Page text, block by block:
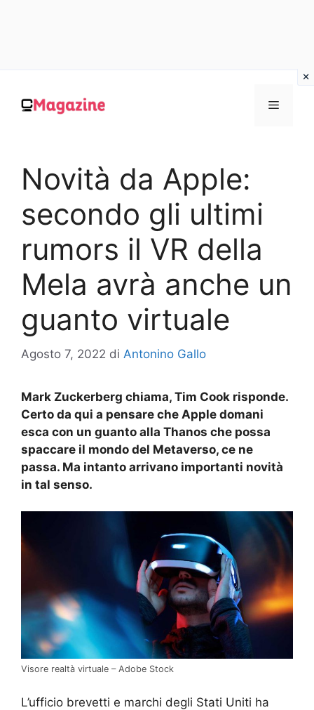
contenuto
MENU
Novità da Apple:
secondo gli ultimi
rumors il VR della
Mela avrà anche un
guanto virtuale
Agosto 7, 2022 di Antonino Gallo
Mark Zuckerberg chiama, Tim Cook risponde.
Certo da qui a pensare che Apple domani
esca con un guanto alla Thanos che possa
spaccare il mondo del Metaverso, ce ne
passa. Ma intanto arrivano importanti novità
in tal senso.
Visore realtà virtuale – Adobe Stock
L’ufficio brevetti e marchi degli Stati Uniti ha